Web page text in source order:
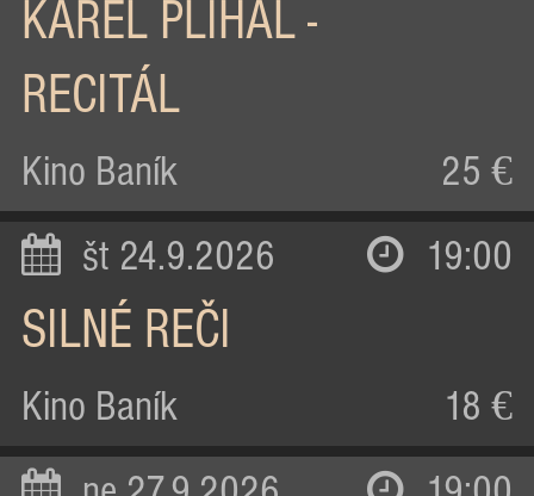
KAREL PLÍHAL -
RECITÁL
Kino Baník 25 €
št 24.9.2026 19:00
SILNÉ REČI
Kino Baník 18 €